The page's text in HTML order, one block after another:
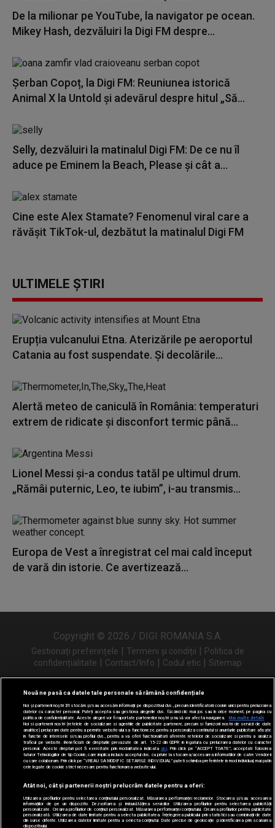
De la milionar pe YouTube, la navigator pe ocean.
Mikey Hash, dezvăluiri la Digi FM despre...
Șerban Copoț, la Digi FM: Reuniunea istorică
Animal X la Untold și adevărul despre hitul „Să...
Selly, dezvăluiri la matinalul Digi FM: De ce nu îl
aduce pe Eminem la Beach, Please și cât a...
Cine este Alex Stamate? Fenomenul viral care a
răvășit TikTok-ul, dezbătut la matinalul Digi FM
ULTIMELE ȘTIRI
Erupția vulcanului Etna. Aterizările pe aeroportul
Catania au fost suspendate. Și decolările...
Alertă meteo de caniculă în România: temperaturi
extrem de ridicate și disconfort termic până...
Lionel Messi şi-a condus tatăl pe ultimul drum.
„Rămâi puternic, Leo, te iubim”, i-au transmis...
Europa de Vest a înregistrat cel mai cald început
de vară din istorie. Ce avertizează...
Copyright © 2026 / DIGI ROMANIA S.A.
Gestionați preferințele | Termeni și condiții | Politica de
confidențialitate | Contact/Info | Codul etic | Sitemap
Urmărește-ne și pe
Nouă ne pasă ca datele tale personale să rămână confidențiale
Noi și partenerii noștri31 stocăm și/sau accesăm informații pe dispozitivul dvs., precum identificatorii cookie unici pentru prelucrarea
datelor cu caracter personal. Puteți accepta sau gestiona alegerile dvs. făcând clic mai jos sau în orice moment, pe pagina cu
politica de confidențialitate. Aceste alegeri vor fi raportate partenerilor noștri și nu vă vor afecta navigarea.
Mai multe detalii
Noi si partenerii nostri (retelele de socializare si agentiile de publicitate partenere, precum si furnizorii nostri de servicii de date
analitice) prelucram date pentru a permite website-ului sa functioneze, pentru a personaliza continutul si anunturile publicitare afisate
in functie de interesele si/sau profilul dvs., pentru a va oferi functionalitati aferente retelelor de socializare si pentru a analiza
traficul pe website. Beneficiati de drepturile prevazute de art. 15-22 din GDPR in legatura cu prelucrarea datelor cu caracter
personal. Aceste drepturi pot fi exercitate prin modalitatea indicata aici. Prin click pe “ACCEPT TOATE”, acceptati folosirea
tuturor Tehnologiilor de tip Cookie, care implica inclusiv acceptul dvs. cu privire la stocarea/accesarea informatiilor de catre Vendor-ii
cu care colaboram. Prin click pe “VREAU SA MODIFIC SETARILE INDIVIDUAL” puteti schimba preferintele in mod individual, mai putin
cele legate de cookie strict necesare pentru functionarea website-ului.
Atât noi, cât și partenerii noștri prelucrăm datele pentru a oferi:
Utilizarea profilurilor pentru selectarea conținutului personalizat. Măsurarea performanței reclamelor. Stocarea și/sau accesarea
informațiilor de pe un dispozitiv. Dezvoltarea și îmbunătățirea serviciilor. Utilizarea profilurilor pentru selectarea publicității
personalizate. Crearea profilurilor de conținut personalizat. Măsurarea performanței conținutului. Crearea profilurilor pentru publicitate
personalizată. Utilizarea de date limitate pentru a selecta publicitatea. Înțelegerea publicului prin statistici sau combinații de date
din surse diferite. Utilizarea datelor limitate pentru a selecta conținutul. Date precise de geolocație și identificarea prin scanarea
dispozitivului.